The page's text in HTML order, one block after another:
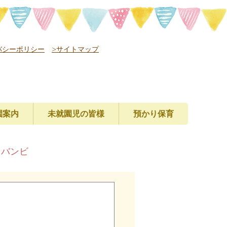
ーポリシー >サイトマップ
案内 未就園児の皆様 預かり保育
ンビ